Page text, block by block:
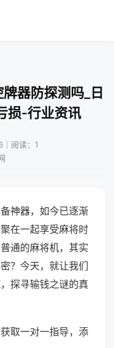
器防探测吗_日
损-行业资讯
阅读：1
神器，如今已逐渐
在一起享受麻将时
通的麻将机，其实
？今天，就让我们
探寻输钱之谜的真
取一对一指导，添